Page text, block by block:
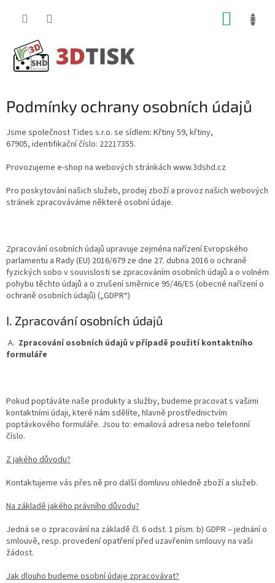
Podmínky ochrany osobních údajů
Jsme společnost Tides s.r.o. se sídlem: Křtiny 59, křtiny,
67905, identifikační číslo: 22217355.
Provozujeme e-shop na webových stránkách www.3dshd.cz
Pro poskytování našich služeb, prodej zboží a provoz našich webových
stránek zpracováváme některé osobní údaje.
Zpracování osobních údajů upravuje zejména nařízení Evropského
parlamentu a Rady (EU) 2016/679 ze dne 27. dubna 2016 o ochraně
fyzických sobo v souvislosti se zpracováním osobních údajů a o volném
pohybu těchto údajů a o zrušení směrnice 95/46/ES (obecné nařízení o
ochraně osobních údajů) („GDPR“)
I. Zpracování osobních údajů
A. Zpracování osobních údajů v případě použití kontaktního
formuláře
Pokud poptáváte naše produkty a služby, budeme pracovat s vašimi
kontaktními údaji, které nám sdělíte, hlavně prostřednictvím
poptávkového formuláře. Jsou to: emailová adresa nebo telefonní
číslo.
Z jakého důvodu?
Kontaktujeme vás přes ně pro další domluvu ohledně zboží a služeb.
Na základě jakého právního důvodu?
Jedná se o zpracování na základě čl. 6 odst. 1 písm. b) GDPR – jednání o
smlouvě, resp. provedení opatření před uzavřením smlouvy na vaši
žádost.
Jak dlouho budeme osobní údaje zpracovávat?